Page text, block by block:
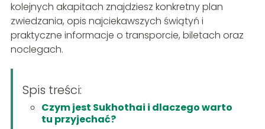
kolejnych akapitach znajdziesz konkretny plan
zwiedzania, opis najciekawszych świątyń i
praktyczne informacje o transporcie, biletach oraz
noclegach.
Spis treści:
Czym jest Sukhothai i dlaczego warto
tu przyjechać?